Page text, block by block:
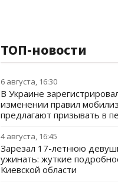
ТОП-новости
6 августа, 16:30
В Украине
изменении правил
предлагают призывать в
4 августа, 16:45
Зарезал 17-летнюю
ужинать: жуткие
Киевской области